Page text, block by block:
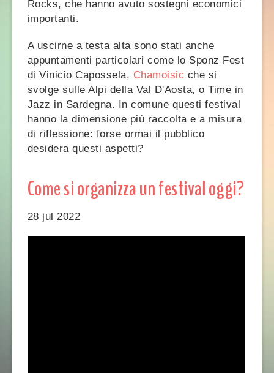
Rocks, che hanno avuto sostegni economici
importanti.
A uscirne a testa alta sono stati anche
appuntamenti particolari come lo Sponz Fest
di Vinicio Capossela, Chamoisic che si
svolge sulle Alpi della Val D'Aosta, o Time in
Jazz in Sardegna. In comune questi festival
hanno la dimensione più raccolta e a misura
di riflessione: forse ormai il pubblico
desidera questi aspetti?
Come si organizza un festival oggi?
28 jul 2022